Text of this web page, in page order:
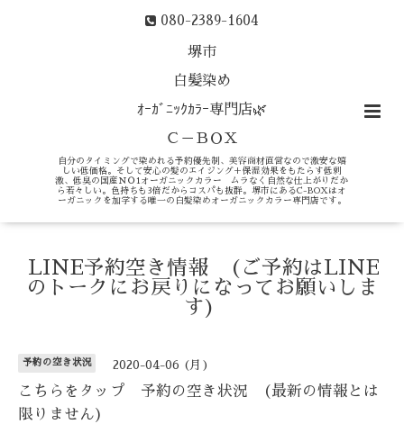
080-2389-1604
堺市
白髪染め
ｵｰｶﾞﾆｯｸｶﾗｰ専門店🌿
Ｃ－ＢＯＸ
自分のタイミングで染めれる予約優先制、美容商材直営なので激安な嬉
しい低価格。そして安心の髪のエイジング＋保湿効果をもたらす低刺
激、低臭の国産ＮＯ1オーガニックカラー ムラなく自然な仕上がりだか
ら若々しい。色持ちも3倍だからコスパも抜群。堺市にあるC-BOXはオ
ーガニックを加学する唯一の白髪染めオーガニックカラー専門店です。
LINE予約空き情報 (ご予約はLINE
のトークにお戻りになってお願いしま
す)
予約の空き状況 2020-04-06 (月)
こちらをタップ 予約の空き状況 (最新の情報とは
限りません)